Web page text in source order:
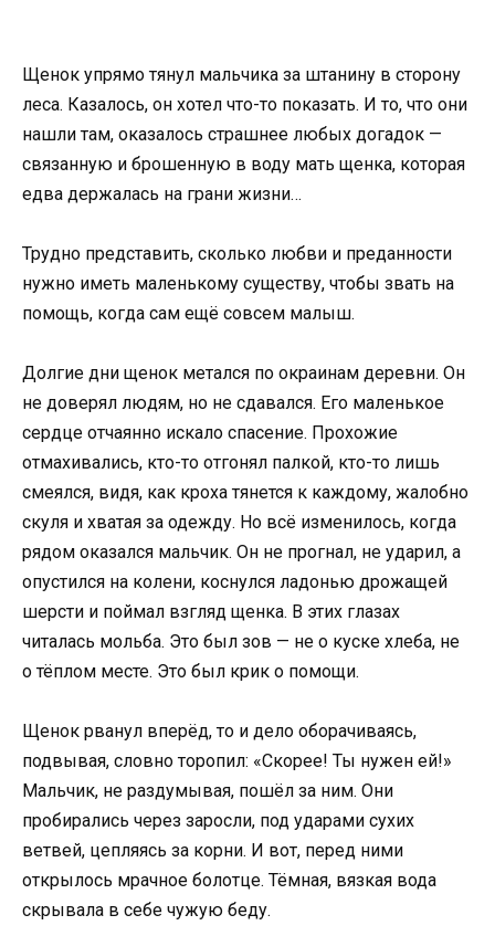
Щенок упрямо тянул мальчика за штанину в сторону
леса. Казалось, он хотел что-то показать. И то, что они
нашли там, оказалось страшнее любых догадок —
связанную и брошенную в воду мать щенка, которая
едва держалась на грани жизни…
Трудно представить, сколько любви и преданности
нужно иметь маленькому существу, чтобы звать на
помощь, когда сам ещё совсем малыш.
Долгие дни щенок метался по окраинам деревни. Он
не доверял людям, но не сдавался. Его маленькое
сердце отчаянно искало спасение. Прохожие
отмахивались, кто-то отгонял палкой, кто-то лишь
смеялся, видя, как кроха тянется к каждому, жалобно
скуля и хватая за одежду. Но всё изменилось, когда
рядом оказался мальчик. Он не прогнал, не ударил, а
опустился на колени, коснулся ладонью дрожащей
шерсти и поймал взгляд щенка. В этих глазах
читалась мольба. Это был зов — не о куске хлеба, не
о тёплом месте. Это был крик о помощи.
Щенок рванул вперёд, то и дело оборачиваясь,
подвывая, словно торопил: «Скорее! Ты нужен ей!»
Мальчик, не раздумывая, пошёл за ним. Они
пробирались через заросли, под ударами сухих
ветвей, цепляясь за корни. И вот, перед ними
открылось мрачное болотце. Тёмная, вязкая вода
скрывала в себе чужую беду.